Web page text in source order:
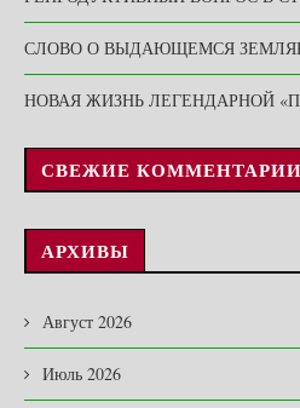
СЛОВО О ВЫДАЮЩЕМСЯ
НОВАЯ ЖИЗНЬ ЛЕГЕНДАРНОЙ
СВЕЖИЕ КОММЕНТАРИИ
АРХИВЫ
Август 2026
Июль 2026